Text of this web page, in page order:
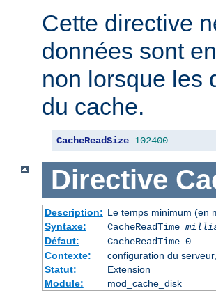
Cette directive
données sont
non lorsque les
du cache.
CacheReadSize 102400
Directive
Description: Le temps minimum (en
Syntaxe:
CacheReadTime
Défaut:
CacheReadTime 0
Contexte:
configuration du
Statut:
Extension
Module:
mod_cache_disk